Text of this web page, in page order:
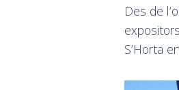
Des de
S’Horta